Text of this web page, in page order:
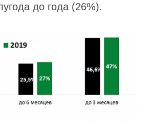
до года (26%).